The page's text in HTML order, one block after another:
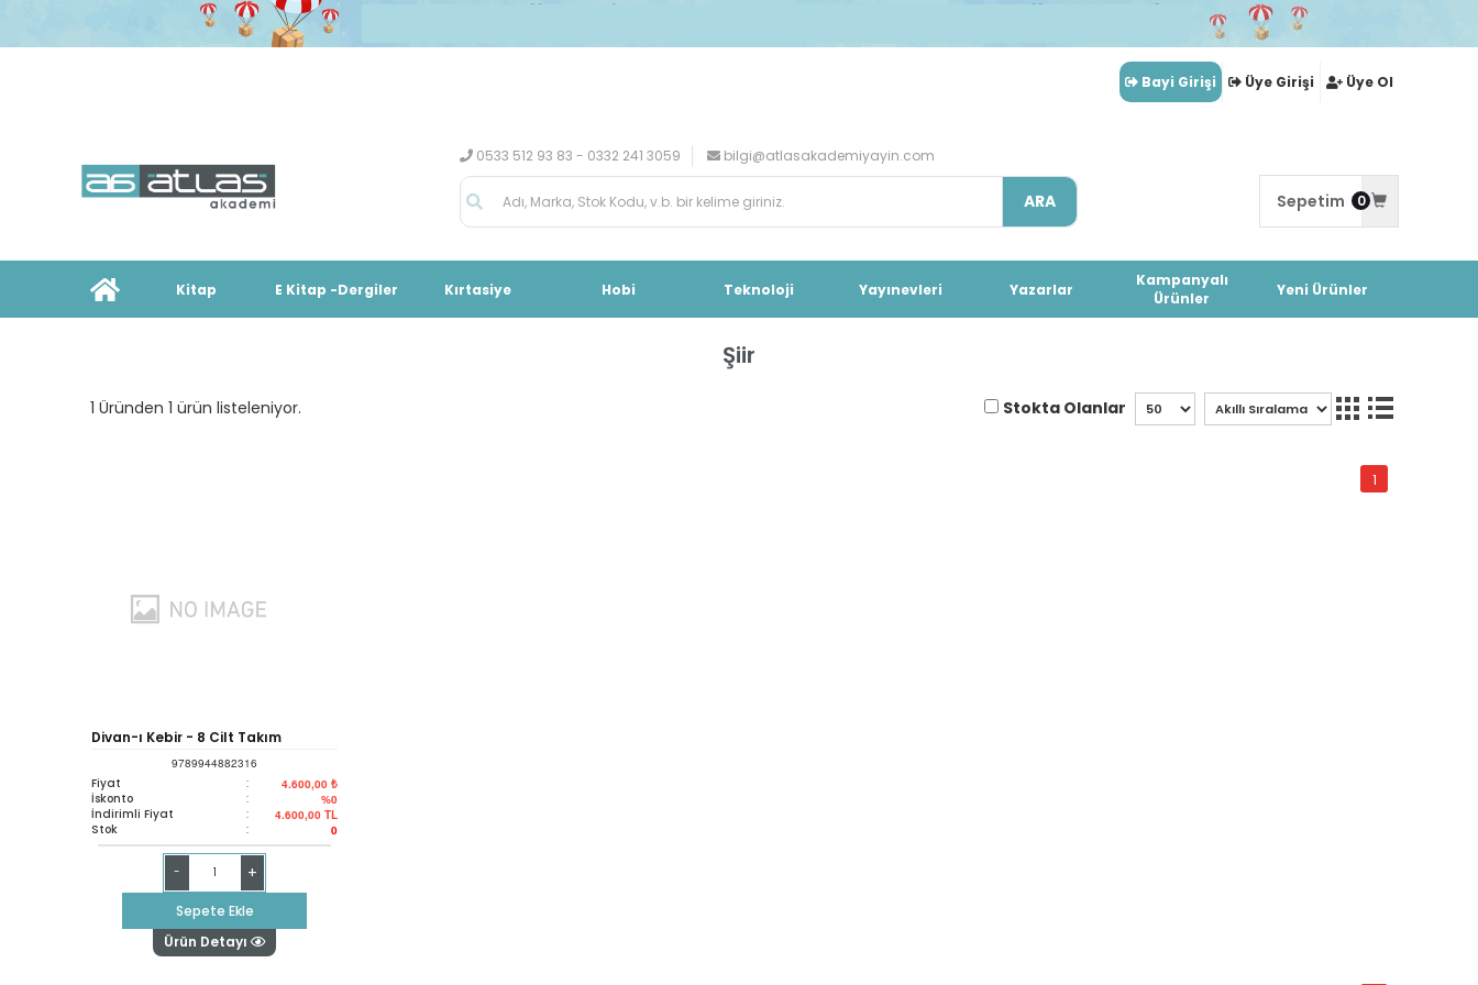
Bayi Girişi Üye Girişi Üye Ol
0533 512 93 83 - 0332 241 3059 bilgi@atlasakademiyayin.com
ARA Sepetim 0
Kitap E Kitap -Dergiler Kırtasiye Hobi Teknoloji Yayınevleri Yazarlar
Kampanyalı
Ürünler
Yeni Ürünler
Şiir
1 Üründen 1 ürün listeleniyor. Stokta Olanlar
1
Divan-ı Kebir - 8 Cilt Takım
9789944882316
Fiyat : 4.600,00 ₺
İskonto : %0
İndirimli Fiyat : 4.600,00 TL
Stok : 0
- +
Sepete Ekle
Ürün Detayı